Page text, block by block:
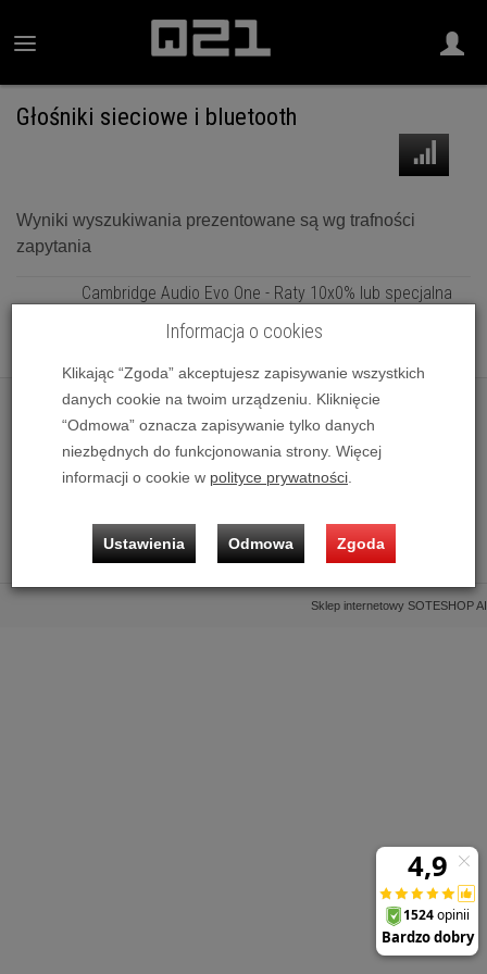
Głośniki sieciowe i bluetooth
Wyniki wyszukiwania prezentowane są wg trafności
zapytania
Cambridge Audio Evo One - Raty 10x0% lub specjalna
Informacje
Sklep internetowy SOTESHOP AI
Informacja o cookies
Klikając “Zgoda” akceptujesz zapisywanie wszystkich
danych cookie na twoim urządzeniu. Kliknięcie
“Odmowa” oznacza zapisywanie tylko danych
niezbędnych do funkcjonowania strony. Więcej
informacji o cookie w polityce prywatności
Ustawienia Odmowa Zgoda